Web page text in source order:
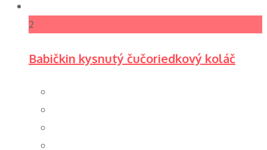
2
Babičkin kysnutý čučoriedkový koláč